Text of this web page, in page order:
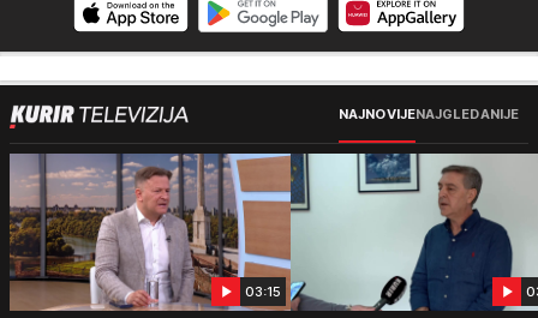
NAJNOVIJENAJGLEDANIJE
03:15